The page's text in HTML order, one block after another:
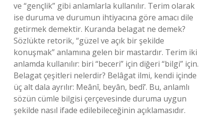
ve “gençlik” gibi anlamlarla kullanılır. Terim olarak
ise duruma ve durumun ihtiyacına göre amacı dile
getirmek demektir. Kuranda belagat ne demek?
Sözlükte retorik, “güzel ve açık bir şekilde
konuşmak” anlamına gelen bir mastardır. Terim iki
anlamda kullanılır: biri “beceri” için diğeri “bilgi” için.
Belagat çeşitleri nelerdir? Belâgat ilmi, kendi içinde
üç alt dala ayrılır: Meânî, beyân, bedî’. Bu, anlamlı
sözün cümle bilgisi çerçevesinde duruma uygun
şekilde nasıl ifade edilebileceğinin açıklamasıdır.